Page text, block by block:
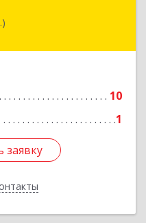
10
1
заявку
обл, Благовещенск г,
заявку